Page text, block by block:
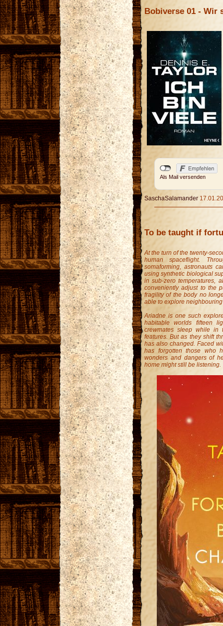
Bobiverse 01 - Wir
Als Mail versenden
SaschaSalamander
To be taught if
At the turn of the twenty-
human spaceflight.
somaforming, astronauts
using synthetic biological
in sub-zero temperatures,
conveniently adjust to the
fragility of the body no
able to explore
Ariadne is one such
habitable worlds fifteen
crewmates sleep while in
features. But as they shift
has also changed. Faced
has forgotten those who
wonders and dangers of
home might still be listening.